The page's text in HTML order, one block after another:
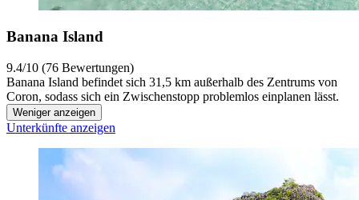
Banana Island
9.4/10 (76 Bewertungen)
Banana Island befindet sich 31,5 km außerhalb des Zentrums von
Coron, sodass sich ein Zwischenstopp problemlos einplanen lässt.
Weniger anzeigen
Unterkünfte anzeigen